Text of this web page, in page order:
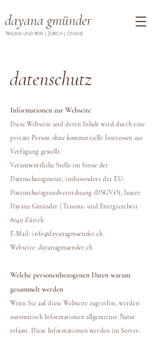
TRAUMA UND REIKI | ZÜRICH | ONLINE
dayana gmünder
datenschutz
Informationen zur Webseite
Diese Webseite und deren Inhalt wird durch eine
private Person ohne kommerzielle Interessen zur
Verfügung gestellt.
Verantwortliche Stelle im Sinne der
Datenschutzgesetze, insbesondere der EU-
Datenschutzgrundverordnung (DSGVO), lautet:
Dayana Gmünder | Trauma- und Energiearbeit
8049 Zürich
E-Mail: info@dayanagmuender.ch
Webseite: dayanagmuender.ch
Welche personenbezogenen Daten warum
gesammelt werden
Wenn Sie auf diese Webseite zugreifen, werden
automatisch Informationen allgemeiner Natur
erfasst. Diese Informationen werden im Server-